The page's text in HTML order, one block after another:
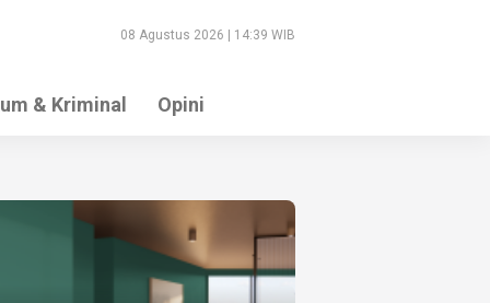
08 Agustus 2026 | 14:39 WIB
& Kriminal Opini